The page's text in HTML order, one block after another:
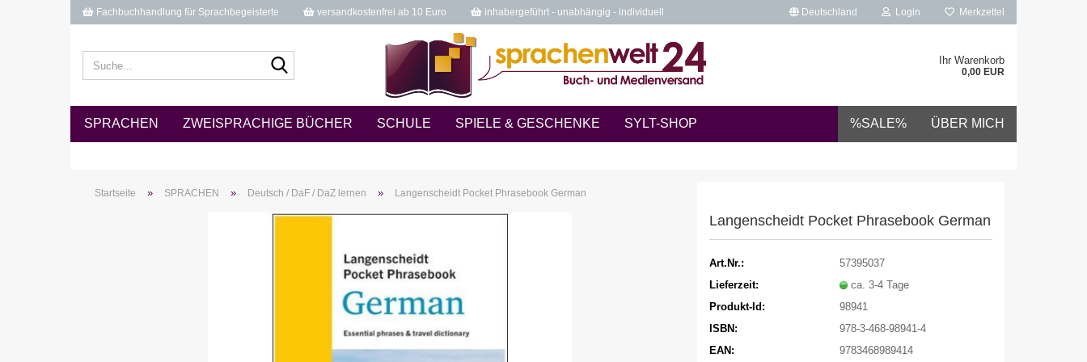
Fachbuchhandlung für Sprachbegeisterte versandkostenfrei ab 10 Euro inhabergeführt - unabhängig - individuell Deutschland Login Merkzettel
Ihr Warenkorb
0,00 EUR
SPRACHEN ZWEISPRACHIGE BÜCHER SCHULE SPIELE & GESCHENKE SYLT-SHOP %SALE% ÜBER MICH
Startseite » SPRACHEN » Deutsch / DaF / DaZ lernen » Langenscheidt Pocket Phrasebook German
Langenscheidt Pocket Phrasebook German
Art.Nr.:
57395037
Lieferzeit:
ca. 3-4 Tage
Produkt-Id:
98941
ISBN:
978-3-468-98941-4
EAN:
9783468989414